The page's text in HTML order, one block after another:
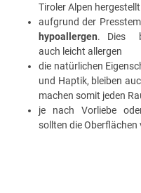
Tiroler Alpen hergestellt
aufgrund der
hypoallergen. Dies
auch leicht allergen
die natürlichen
und Haptik, bleiben
machen somit jeden
je nach Vorliebe
sollten die Oberflächen